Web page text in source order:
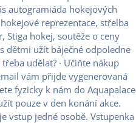
autogramiáda hokejových
reprezentace, střelba
Stiga hokej, soutěže o ceny
dětmi užít báječné odpoledne
udělat? · Učiňte nákup
vám přijde vygenerovaná
fyzicky k nám do Aquapalace
pouze v den konání akce.
vstup jedné osobě. Vstupenka